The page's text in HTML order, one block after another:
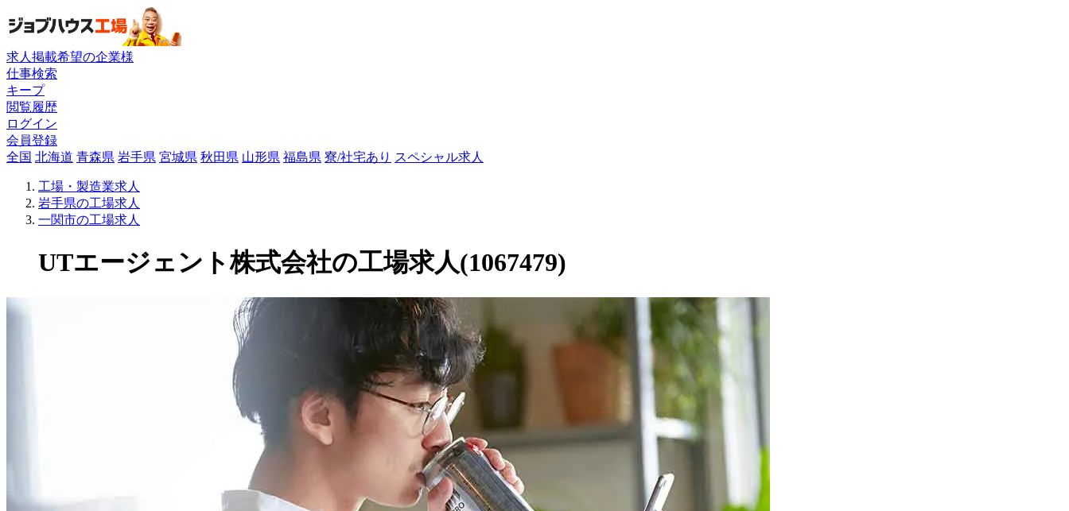
求人掲載希望の企業様
仕事検索
キープ
閲覧履歴
ログイン
会員登録
全国 北海道 青森県 岩手県 宮城県 秋田県 山形県 福島県 寮/社宅あり スペシャル求人
工場・製造業求人
岩手県の工場求人
一関市の工場求人
UTエージェント株式会社の工場求人(1067479)